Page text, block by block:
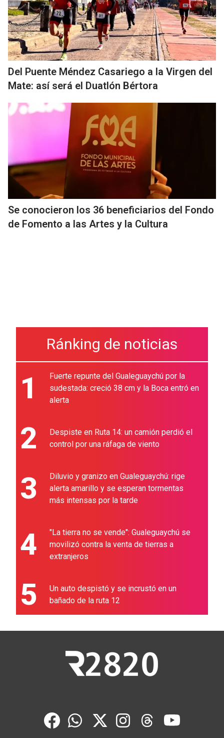
Del Puente Méndez Casariego a la Virgen del
Mate: así será el Duatlón Bértora
Se conocieron los 36 beneficiarios del Fondo
de Fomento a las Artes y la Cultura
Ránking de noticias
1
Fuerte repunte del Gualeguaychú por la
sudestada: creció 38 cm y la Boca entró en
alerta
2
Despiste en Ruta 14: un camión perdió el
control por una ráfaga de viento
3
Diluvio y granizo en Gualeguaychú: rige
alerta amarillo y se esperan tormentas
más intensas por la tarde
4
"La tierra no se vende": Gualeguaychú se
movilizó contra la venta de tierras a
extranjeros
5
Un auto despistó y se incrustó en un
bañado de la ruta 12